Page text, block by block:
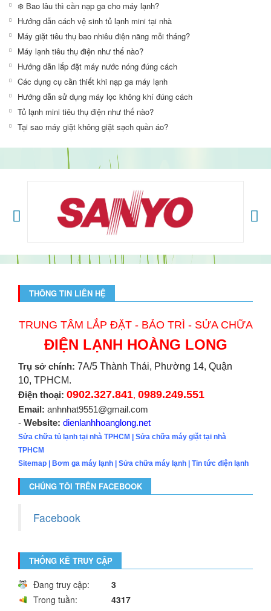
❄️ Bao lâu thì cần nạp ga cho máy lạnh?
Hướng dẫn cách vệ sinh tủ lạnh mini tại nhà
Máy giặt tiêu thụ bao nhiêu điện năng mỗi tháng?
Máy lạnh tiêu thụ điện như thế nào?
Hướng dẫn lắp đặt máy nước nóng đúng cách
Các dụng cụ cần thiết khi nạp ga máy lạnh
Hướng dẫn sử dụng máy lọc không khí đúng cách
Tủ lạnh mini tiêu thụ điện như thế nào?
Tại sao máy giặt không giặt sạch quần áo?
THÔNG TIN LIÊN HỆ
TRUNG TÂM LẮP ĐẶT - BẢO TRÌ - SỬA CHỮA
ĐIỆN LẠNH HOÀNG LONG
Trụ sở chính: 7A/5 Thành Thái, Phường 14, Quận
10, TPHCM.
Điện thoại: 0902.327.841, 0989.249.551
Email: anhnhat9551@gmail.com
- Website: dienlanhhoanglong.net
Sửa chữa tủ lạnh tại nhà TPHCM
Sửa chữa máy giặt tại nhà
TPHCM
Sitemap
Bơm ga máy lạnh Sửa chữa máy lạnh Tin tức điện lạnh
CHÚNG TÔI TRÊN FACEBOOK
Facebook
THỐNG KÊ TRUY CẬP
Đang truy cập:
3
Trong tuần:
4317